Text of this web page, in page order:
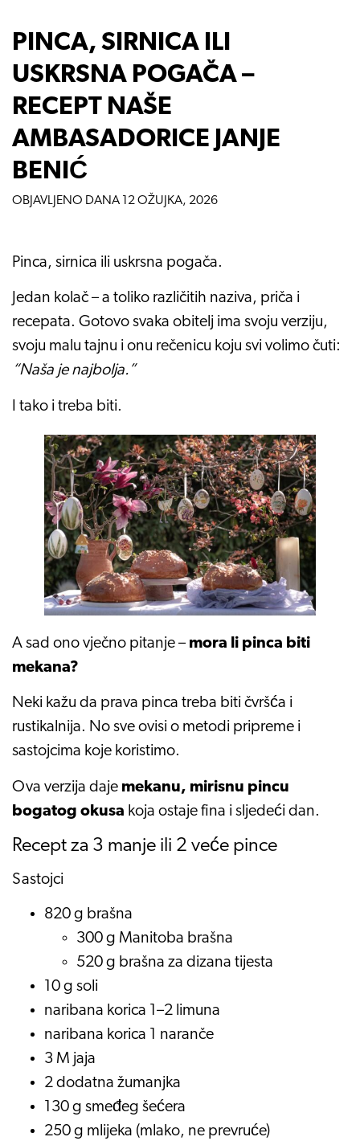
PINCA, SIRNICA ILI
USKRSNA POGAČA –
RECEPT NAŠE
AMBASADORICE JANJE
BENIĆ
OBJAVLJENO DANA 12 OŽUJKA, 2026
Pinca, sirnica ili uskrsna pogača.
Jedan kolač – a toliko različitih naziva, priča i
recepata. Gotovo svaka obitelj ima svoju verziju,
svoju malu tajnu i onu rečenicu koju svi volimo čuti:
“Naša je najbolja.”
I tako i treba biti.
A sad ono vječno pitanje – mora li pinca biti
mekana?
Neki kažu da prava pinca treba biti čvršća i
rustikalnija. No sve ovisi o metodi pripreme i
sastojcima koje koristimo.
Ova verzija daje mekanu, mirisnu pincu
bogatog okusa koja ostaje fina i sljedeći dan.
Recept za 3 manje ili 2 veće pince
Sastojci
820 g brašna
300 g Manitoba brašna
520 g brašna za dizana tijesta
10 g soli
naribana korica 1–2 limuna
naribana korica 1 naranče
3 M jaja
2 dodatna žumanjka
130 g smeđeg šećera
250 g mlijeka (mlako, ne prevruće)